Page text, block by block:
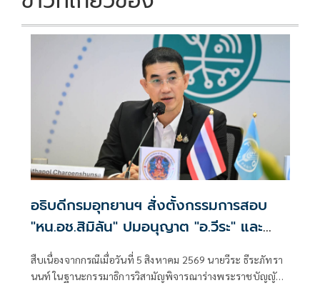
อธิบดีกรมอุทยานฯ​ สั่งตั้งกรรมการสอบ
"หน.อช.สิมิลัน" ปมอนุญาต "อ.วีระ" และ
คณะพักแรมฝ่าฝืนประกาศกรมฯหรือไม่
สืบเนื่องจากกรณีเมื่อวันที่ 5 สิงหาคม 2569 นายวีระ ธีระภัทรา
นนท์ ในฐานะกรรมาธิการวิสามัญพิจารณาร่างพระราชบัญญัติ